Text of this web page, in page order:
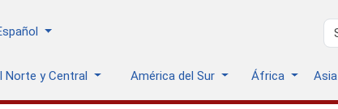
Norte y Central América del Sur África Asia